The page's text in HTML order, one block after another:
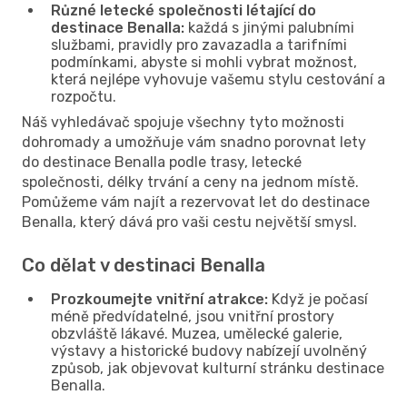
Různé letecké společnosti létající do
destinace Benalla: každá s jinými palubními
službami, pravidly pro zavazadla a tarifními
podmínkami, abyste si mohli vybrat možnost,
která nejlépe vyhovuje vašemu stylu cestování a
rozpočtu.
Náš vyhledávač spojuje všechny tyto možnosti
dohromady a umožňuje vám snadno porovnat lety
do destinace Benalla podle trasy, letecké
společnosti, délky trvání a ceny na jednom místě.
Pomůžeme vám najít a rezervovat let do destinace
Benalla, který dává pro vaši cestu největší smysl.
Co dělat v destinaci Benalla
Prozkoumejte vnitřní atrakce: Když je počasí
méně předvídatelné, jsou vnitřní prostory
obzvláště lákavé. Muzea, umělecké galerie,
výstavy a historické budovy nabízejí uvolněný
způsob, jak objevovat kulturní stránku destinace
Benalla.